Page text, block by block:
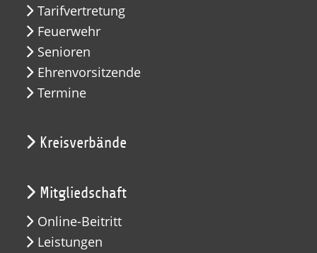
Tarifvertretung
Feuerwehr
Senioren
Ehrenvorsitzende
Termine
Kreisverbände
Mitgliedschaft
Online-Beitritt
Leistungen